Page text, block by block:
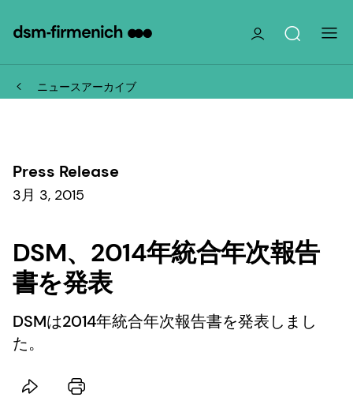
ニュースアーカイブ
Press Release
3月 3, 2015
DSM、2014年統合年次報告
書を発表
DSMは2014年統合年次報告書を発表しまし
た。